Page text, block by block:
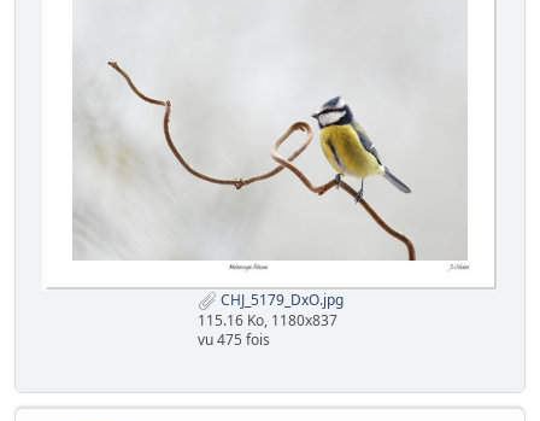
CHJ_5179_DxO.jpg
115.16 Ko, 1180x837
vu 475 fois